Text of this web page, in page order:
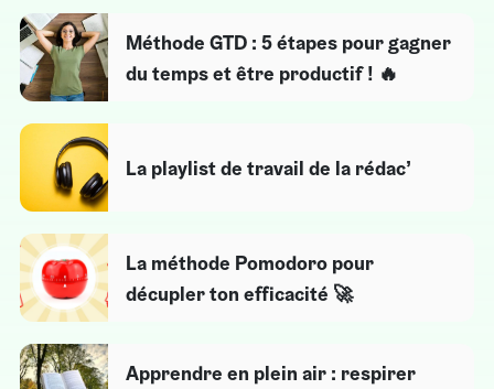
Méthode GTD : 5 étapes pour gagner
du temps et être productif ! 🔥​
La playlist de travail de la rédac’
La méthode Pomodoro pour
décupler ton efficacité 🚀
Apprendre en plein air : respirer